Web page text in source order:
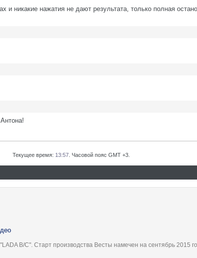
и никакие нажатия не дают результата, только полная
Текущее время: 13:57 . Часовой пояс GMT +3.
B/C". Старт производства Весты намечен на сентябрь 2015